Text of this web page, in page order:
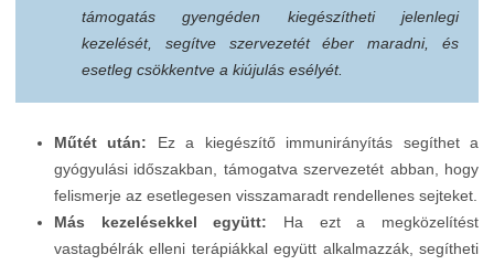
támogatás gyengéden kiegészítheti jelenlegi
kezelését, segítve szervezetét éber maradni, és
esetleg csökkentve a kiújulás esélyét.
Műtét után: Ez a kiegészítő immunirányítás segíthet a
gyógyulási időszakban, támogatva szervezetét abban, hogy
felismerje az esetlegesen visszamaradt rendellenes sejteket.
Más kezelésekkel együtt: Ha ezt a megközelítést
vastagbélrák elleni terápiákkal együtt alkalmazzák, segítheti